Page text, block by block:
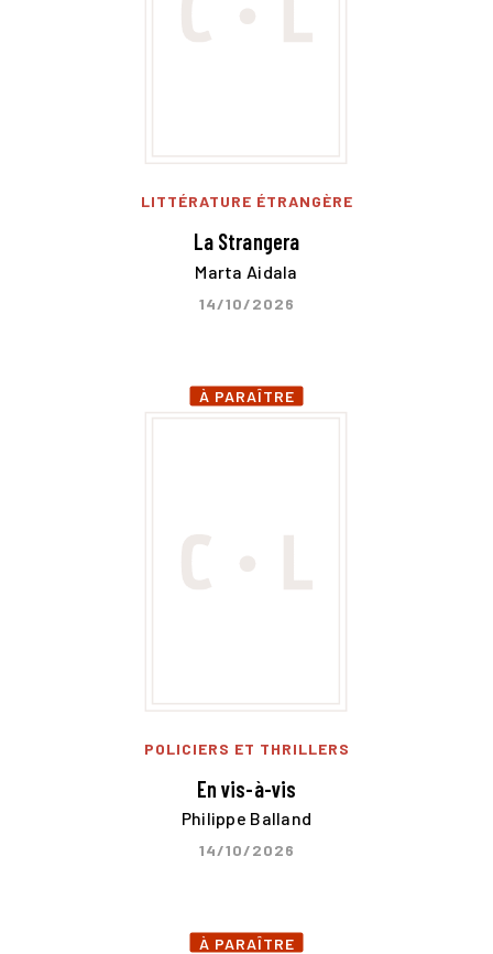
LITTÉRATURE ÉTRANGÈRE
La Strangera
Marta Aidala
14/10/2026
À PARAÎTRE
POLICIERS ET THRILLERS
En vis-à-vis
Philippe Balland
14/10/2026
À PARAÎTRE